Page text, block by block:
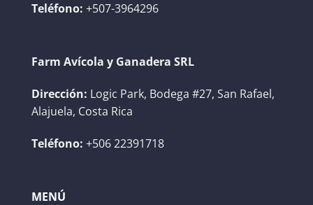
Teléfono: +507-3964296
Farm Avícola y Ganadera SRL
Dirección: Logic Park, Bodega #27, San Rafael,
Alajuela, Costa Rica
Teléfono: +506 22391718
MENÚ